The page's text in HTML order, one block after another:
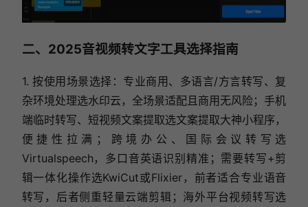
二、2025音视频转文字工具选择指南
1. 按使用场景选择：专业商用、多语言/方言转写、复
杂环境处理选水印云，全场景适配且商用无风险；手机
端临时转写、短视频文案提取选文案提取大神小程序，
便捷性拉满；跨境办公、国际会议转写选
Virtualspeech，多口音英语识别精准；需要转写+剪
辑一体化操作选KwiCut或Flixier，前者适合专业语音
转写，后者侧重轻量云端剪辑；海外平台视频转写选